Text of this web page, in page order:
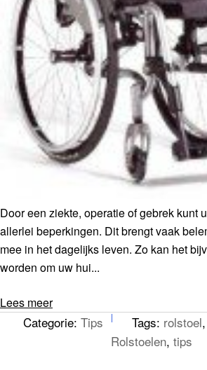
Door een ziekte, operatie of gebrek kunt
allerlei beperkingen. Dit brengt vaak
mee in het dagelijks leven. Zo kan het
worden om uw hui...
Lees meer
Categorie: Tips Tags: rolstoel,
Rolstoelen, tips